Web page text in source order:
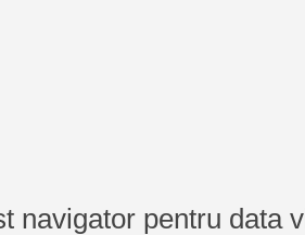
pentru data